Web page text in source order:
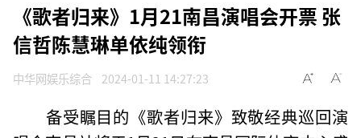
《歌者归来》1月21南昌演唱会开票 张
信哲陈慧琳单依纯领衔
中华网娱乐综合 2024-01-11 14:27:23
备受瞩目的《歌者归来》致敬经典巡回演